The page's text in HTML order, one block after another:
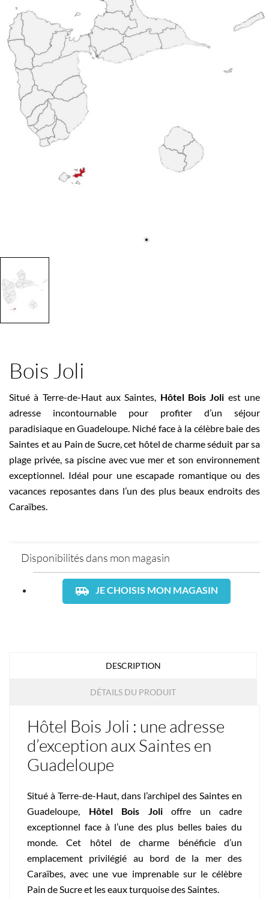
Bois Joli
Situé à Terre-de-Haut aux Saintes, Hôtel Bois Joli est une
adresse incontournable pour profiter d’un séjour
paradisiaque en Guadeloupe. Niché face à la célèbre baie des
Saintes et au Pain de Sucre, cet hôtel de charme séduit par sa
plage privée, sa piscine avec vue mer et son environnement
exceptionnel. Idéal pour une escapade romantique ou des
vacances reposantes dans l’un des plus beaux endroits des
Caraïbes.
Disponibilités dans mon magasin
airport_shuttle JE CHOISIS MON MAGASIN
DESCRIPTION
DÉTAILS DU PRODUIT
Hôtel Bois Joli : une adresse
d’exception aux Saintes en
Guadeloupe
Situé à Terre-de-Haut, dans l’archipel des Saintes en
Guadeloupe, Hôtel Bois Jolioffre un cadre
exceptionnel face à l’une des plus belles baies du
monde. Cet hôtel de charme bénéficie d’un
emplacement privilégié au bord de la mer des
Caraïbes, avec une vue imprenable sur le célèbre
Pain de Sucre et les eaux turquoise des Saintes.